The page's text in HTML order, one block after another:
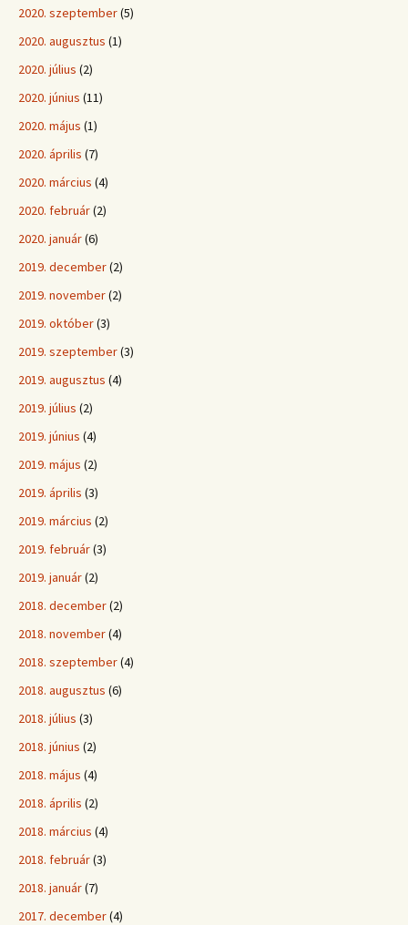
2020. szeptember(5)
2020. augusztus (1)
2020. július (2)
2020. június (11)
2020. május (1)
2020. április (7)
2020. március (4)
2020. február(2)
2020. január(6)
2019. december(2)
2019. november(2)
2019. október(3)
2019. szeptember(3)
2019. augusztus (4)
2019. július (2)
2019. június (4)
2019. május (2)
2019. április (3)
2019. március (2)
2019. február(3)
2019. január(2)
2018. december(2)
2018. november(4)
2018. szeptember(4)
2018. augusztus (6)
2018. július (3)
2018. június (2)
2018. május (4)
2018. április (2)
2018. március (4)
2018. február(3)
2018. január(7)
2017. december(4)